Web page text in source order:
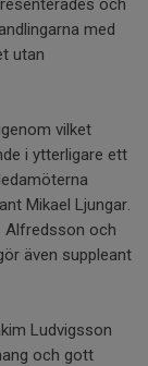
och
med
utan
vilket
i ytterligare ett
Mikael Ljungar.
Alfredsson och
även suppleant
Ludvigsson
och gott